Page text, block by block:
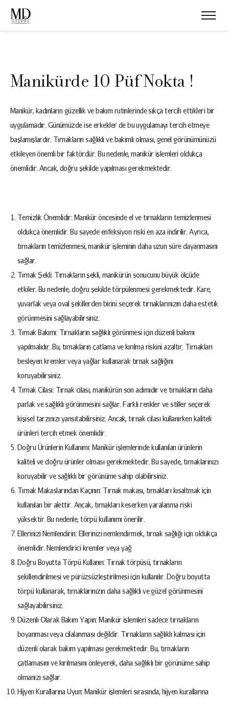
Manikürde 10 Püf Nokta !
Manikür, kadınların güzellik ve bakım rutinlerinde sıkça tercih ettikleri bir
uygulamadır. Günümüzde ise erkekler de bu uygulamayı tercih etmeye
başlamışlardır. Tırnakların sağlıklı ve bakımlı olması, genel görünümünüzü
etkileyen önemli bir faktördür. Bu nedenle, manikür işlemleri oldukça
önemlidir. Ancak, doğru şekilde yapılması gerekmektedir.
Temizlik Önemlidir: Manikür öncesinde el ve tırnakların temizlenmesi
oldukça önemlidir. Bu sayede enfeksiyon riski en aza indirilir. Ayrıca,
tırnakların temizlenmesi, manikür işleminin daha uzun süre dayanmasını
sağlar.
Tırnak Şekli: Tırnakların şekli, manikürün sonucunu büyük ölçüde
etkiler. Bu nedenle, doğru şekilde törpülenmesi gerekmektedir. Kare,
yuvarlak veya oval şekillerden birini seçerek tırnaklarınızın daha estetik
görünmesini sağlayabilirsiniz.
Tırnak Bakımı: Tırnakların sağlıklı görünmesi için düzenli bakımı
yapılmalıdır. Bu, tırnakların çatlama ve kırılma riskini azaltır. Tırnakları
besleyen kremler veya yağlar kullanarak tırnak sağlığını
koruyabilirsiniz.
Tırnak Cilası: Tırnak cilası, manikürün son adımıdır ve tırnakların daha
parlak ve sağlıklı görünmesini sağlar. Farklı renkler ve stiller seçerek
kişisel tarzınızı yansıtabilirsiniz. Ancak, tırnak cilası kullanırken kaliteli
ürünleri tercih etmek önemlidir.
Doğru Ürünlerin Kullanımı: Manikür işlemlerinde kullanılan ürünlerin
kaliteli ve doğru ürünler olması gerekmektedir. Bu sayede, tırnaklarınızı
koruyabilir ve sağlıklı bir görünüme sahip olabilirsiniz.
Tırnak Makaslarından Kaçının: Tırnak makası, tırnakları kısaltmak için
kullanılan bir alettir. Ancak, tırnakları keserken yaralanma riski
yüksektir. Bu nedenle, törpü kullanımı önerilir.
Ellerinizi Nemlendirin: Ellerinizi nemlendirmek, tırnak sağlığı için oldukça
önemlidir. Nemlendirici kremler veya yağ
Doğru Boyutta Törpü Kullanın: Tırnak törpüsü, tırnakların
şekillendirilmesi ve pürüzsüzleştirilmesi için kullanılır. Doğru boyutta
törpü kullanarak, tırnaklarınızın daha sağlıklı ve güzel görünmesini
sağlayabilirsiniz.
Düzenli Olarak Bakım Yapın: Manikür işlemleri sadece tırnakların
boyanması veya cilalanması değildir. Tırnakların sağlıklı kalması için
düzenli olarak bakım yapılması gerekmektedir. Bu, tırnakların
çatlamasını ve kırılmasını önleyerek, daha sağlıklı bir görünüme sahip
olmanızı sağlar.
Hijyen Kurallarına Uyun: Manikür işlemleri sırasında, hijyen kurallarına